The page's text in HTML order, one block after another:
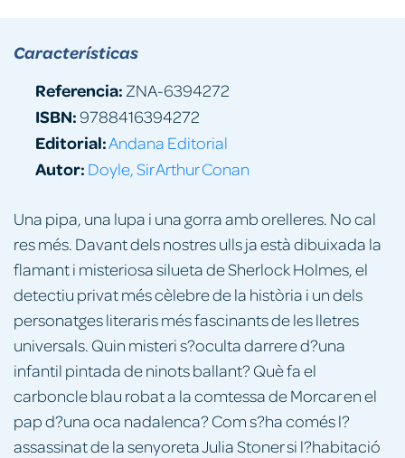
Una pipa, una lupa i una gorra amb orelleres. No cal
res més. Davant dels nostres ulls ja està dibuixada la
flamant i misteriosa silueta de Sherlock Holmes, el
detectiu privat més cèlebre de la història i un dels
personatges literaris més fascinants de les lletres
universals. Quin misteri s?oculta darrere d?una
infantil pintada de ninots ballant? Què fa el
carboncle blau robat a la comtessa de Morcar en el
pap d?una oca nadalenca? Com s?ha comés l?
assassinat de la senyoreta Julia Stoner si l?habitació
Características
Referencia: ZNA-6394272
ISBN:9788416394272
Editorial:Andana Editorial
Autor: Doyle, Sir Arthur Conan